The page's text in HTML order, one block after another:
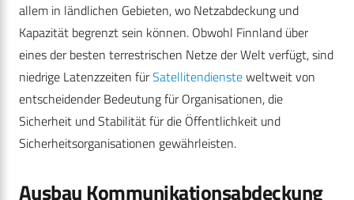
allem in ländlichen Gebieten, wo Netzabdeckung und
Kapazität begrenzt sein können. Obwohl Finnland über
eines der besten terrestrischen Netze der Welt verfügt, sind
niedrige Latenzzeiten fürSatellitendiensteweltweit von
entscheidender Bedeutung für Organisationen, die
Sicherheit und Stabilität für die Öffentlichkeit und
Sicherheitsorganisationen gewährleisten.
Ausbau Kommunikationsabdeckung